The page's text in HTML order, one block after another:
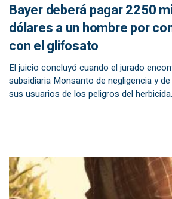
Bayer deberá pagar 2250
dólares a un hombre por
con el glifosato
El juicio concluyó cuando el jurado
subsidiaria Monsanto de negligencia y
sus usuarios de los peligros del herbicida.